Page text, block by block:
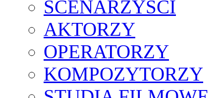
SCENARZYŚCI
AKTORZY
OPERATORZY
KOMPOZYTORZY